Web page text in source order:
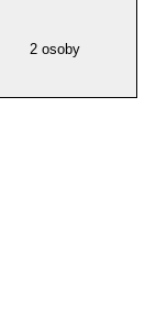
2 osoby